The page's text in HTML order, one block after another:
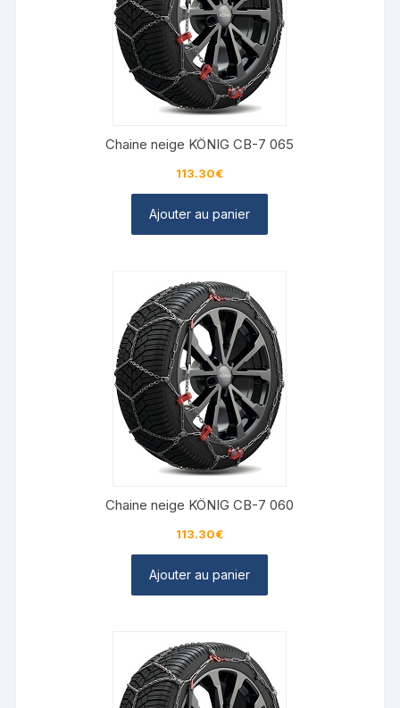
Chaine neige KÖNIG CB-7 065
113.30€
Ajouter au panier
Chaine neige KÖNIG CB-7 060
113.30€
Ajouter au panier